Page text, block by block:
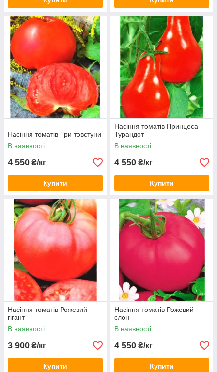
Насіння томатів Три товстуни
В наявності
4 550 ₴/кг
Купити
Насіння томатів Принцеса
Турандот
В наявності
4 550 ₴/кг
Купити
Насіння томатів Рожевий
гігант
В наявності
3 900 ₴/кг
Купити
Насіння томатів Рожевий
слон
В наявності
4 550 ₴/кг
Купити